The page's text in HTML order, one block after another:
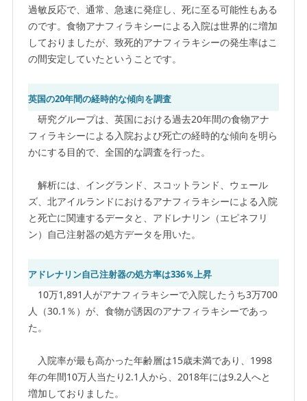
過敏反応で、通常、急速に発症し、死に至る可能性もある
のです。食物アナフィラキシーによる入院は世界的に増加
しておりましたが、致死的アナフィラキシーの発生率はこ
の間安定していたということです。
英国の20年間の経時的な傾向を調査
研究グループは、英国における過去20年間の食物アナ
フィラキシーによる入院および死亡の経時的な傾向を明ら
かにする目的で、全国的な調査を行った。
解析には、イングランド、スコットランド、ウェール
ズ、北アイルランドにおけるアナフィラキシーによる入院
と死亡に関連するデータと、アドレナリン（エピネフリ
ン）自己注射器の処方データを用いた。
アドレナリン自己注射器の処方率は336％上昇
10万1,891人がアナフィラキシーで入院したうち3万700
人（30.1％）が、食物が誘因のアナフィラキシーであっ
た。
入院率が最も高かった年齢層は15歳未満であり、1998
年の年間10万人当たり2.1人から、2018年には9.2人へと
増加しておりました。